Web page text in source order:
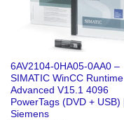
6AV2104-0HA05-0AA0 –
SIMATIC WinCC Runtime
Advanced V15.1 4096
PowerTags (DVD + USB) |
Siemens